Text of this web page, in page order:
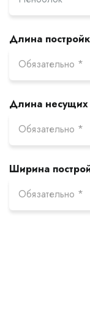
Длина
Длина несущих
Ширина